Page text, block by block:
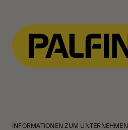
INFORMATIONEN ZUM UNTERNEHMEN